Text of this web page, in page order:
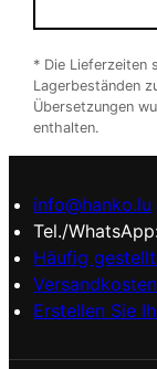
* Die Lieferzeiten
Lagerbeständen
Übersetzungen
enthalten.
info@hanko.lu
Tel./
Häufig
Erstellen Sie